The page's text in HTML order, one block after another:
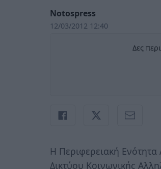
Notospress
12/03/2012 12:40
Δες
Η Περιφερειακή Ενότητα
Δικτύου Κοινωνικής